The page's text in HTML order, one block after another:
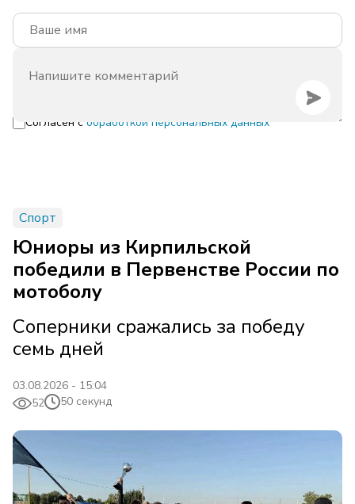
Согласен с обработкой персональных данных
Спорт
Юниоры из Кирпильской
победили в Первенстве России по
мотоболу
Соперники сражались за победу
семь дней
03.08.2026 - 15:04
52
50 секунд